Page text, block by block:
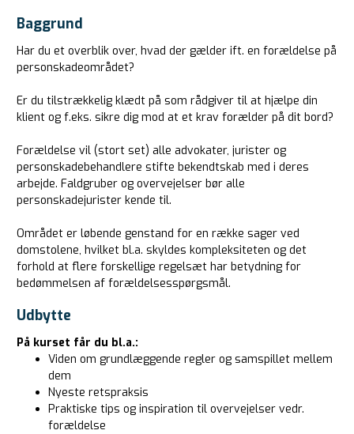
Baggrund
Har du et overblik over, hvad der gælder ift. en forældelse på
personskadeområdet?
Er du tilstrækkelig klædt på som rådgiver til at hjælpe din
klient og f.eks. sikre dig mod at et krav forælder på dit bord?
Forældelse vil (stort set) alle advokater, jurister og
personskadebehandlere stifte bekendtskab med i deres
arbejde. Faldgruber og overvejelser bør alle
personskadejurister kende til.
Området er løbende genstand for en række sager ved
domstolene, hvilket bl.a. skyldes kompleksiteten og det
forhold at flere forskellige regelsæt har betydning for
bedømmelsen af forældelsesspørgsmål.
Udbytte
På kurset får du bl.a.:
Viden om grundlæggende regler og samspillet mellem
dem
Nyeste retspraksis
Praktiske tips og inspiration til overvejelser vedr.
forældelse